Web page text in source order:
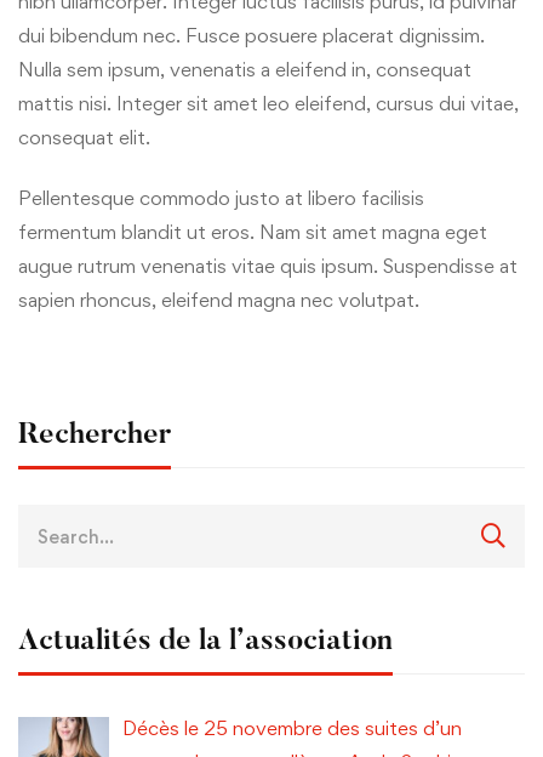
dui bibendum nec. Fusce posuere placerat dignissim.
Nulla sem ipsum, venenatis a eleifend in, consequat
mattis nisi. Integer sit amet leo eleifend, cursus dui vitae,
consequat elit.
Pellentesque commodo justo at libero facilisis
fermentum blandit ut eros. Nam sit amet magna eget
augue rutrum venenatis vitae quis ipsum. Suspendisse at
sapien rhoncus, eleifend magna nec volutpat.
Rechercher
Actualités de la l’association
Décès le 25 novembre des suites d’un